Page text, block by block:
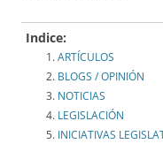
Indice:
ARTÍCULOS
BLOGS / OPINIÓN
NOTICIAS
LEGISLACIÓN
INICIATIVAS